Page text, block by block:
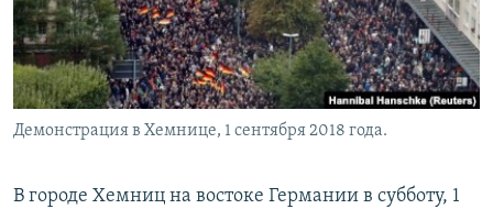
Демонстрация в Хемнице, 1 сентября 2018 года.
В городе Хемниц на востоке Германии в субботу, 1